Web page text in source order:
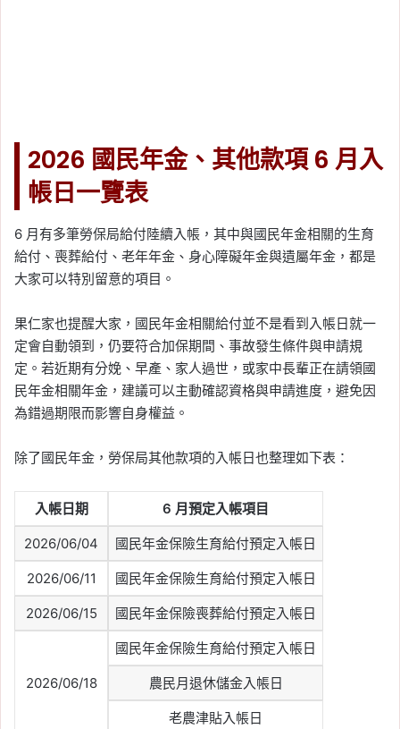
2026 國民年金、其他款項 6 月入
帳日一覽表
6 月有多筆勞保局給付陸續入帳，其中與國民年金相關的生育
給付、喪葬給付、老年年金、身心障礙年金與遺屬年金，都是
大家可以特別留意的項目。
果仁家也提醒大家，國民年金相關給付並不是看到入帳日就一
定會自動領到，仍要符合加保期間、事故發生條件與申請規
定。若近期有分娩、早產、家人過世，或家中長輩正在請領國
民年金相關年金，建議可以主動確認資格與申請進度，避免因
為錯過期限而影響自身權益。
除了國民年金，勞保局其他款項的入帳日也整理如下表：
入帳日期 6 月預定入帳項目
2026/06/04 國民年金保險生育給付預定入帳日
2026/06/11 國民年金保險生育給付預定入帳日
2026/06/15 國民年金保險喪葬給付預定入帳日
2026/06/18
國民年金保險生育給付預定入帳日
農民月退休儲金入帳日
老農津貼入帳日